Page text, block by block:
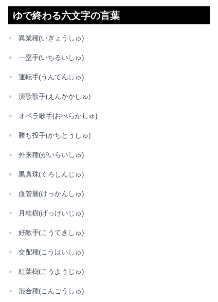
ゆで終わる六文字の言葉
異業種(いぎょうしゅ)
一塁手(いちるいしゅ)
運転手(うんてんしゅ)
演歌歌手(えんかかしゅ)
オペラ歌手(おぺらかしゅ)
勝ち投手(かちとうしゅ)
外来種(がいらいしゅ)
黒真珠(くろしんじゅ)
血管腫(けっかんしゅ)
月桂樹(げっけいじゅ)
好敵手(こうてきしゅ)
交配種(こうはいしゅ)
紅葉樹(こうようじゅ)
混合種(こんごうしゅ)